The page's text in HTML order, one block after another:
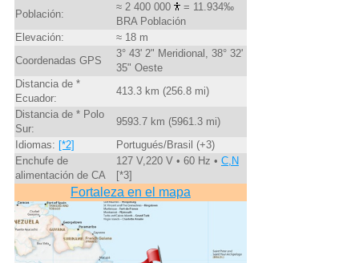
Población:
≈ 2 400 000
= 11.934‰
BRA Población
Elevación:
≈ 18 m
Coordenadas GPS
3° 43' 2" Meridional, 38° 32'
35" Oeste
Distancia de *
Ecuador:
413.3 km (256.8 mi)
Distancia de * Polo
Sur:
9593.7 km (5961.3 mi)
Idiomas: [*2]
Portugués/Brasil (+3)
Enchufe de
alimentación de CA
127 V,220 V • 60 Hz • C,N
[*3]
Fortaleza en el mapa